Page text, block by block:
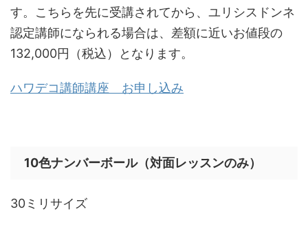
す。こちらを先に受講されてから、ユリシスドンネ
認定講師になられる場合は、差額に近いお値段の
132,000円（税込）となります。
ハワデコ講師講座 お申し込み
10色ナンバーボール（対面レッスンのみ）
30ミリサイズ